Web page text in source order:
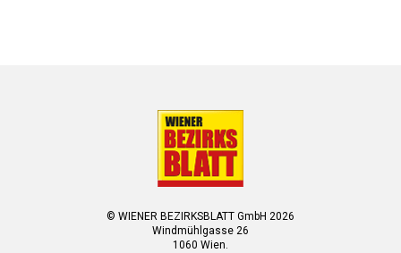
© WIENER BEZIRKSBLATT GmbH 2026
Windmühlgasse 26
1060 Wien.